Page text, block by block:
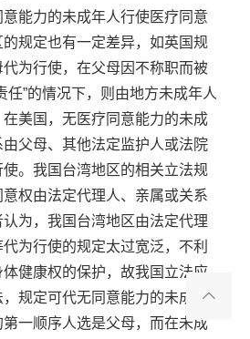
力的未成年人行使医疗同意
规定也有一定差异，如英国规
为行使，在父母因不称职而被
任”的情况下，则由地方未成年人
美国，无医疗同意能力的未成
父母、其他法定监护人或法院
。我国台湾地区的相关立法规
权由法定代理人、亲属或关系
为，我国台湾地区由法定代理
为行使的规定太过宽泛，不利
健康权的保护，故我国立法应
规定可代无同意能力的未成年
一顺序人选是父母，而在未成